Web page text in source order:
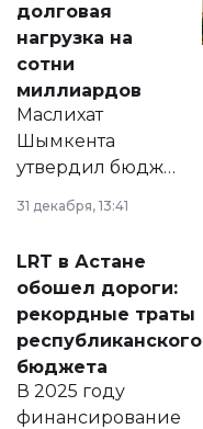
долговая
нагрузка на
сотни
миллиардов
Маслихат
Шымкента
утвердил бюджет
города на 2026–
2028 годы.
документ
появился в базе
нормативных
правовых актов и
на сайте маслихат
города.
31 декабря, 13:41
LRT в Астане
обошел дороги:
рекордные траты
республиканского
бюджета
В 2025 году
финансирование